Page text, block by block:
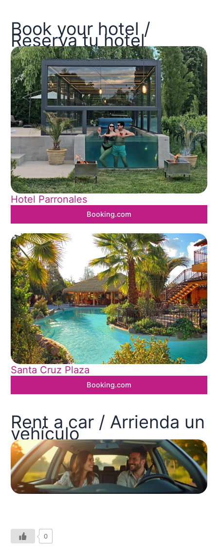
Book your hotel /
Reserva tu hotel
Hotel Parronales
Booking.com
Santa Cruz Plaza
Booking.com
Rent a car / Arrienda un
vehículo
0